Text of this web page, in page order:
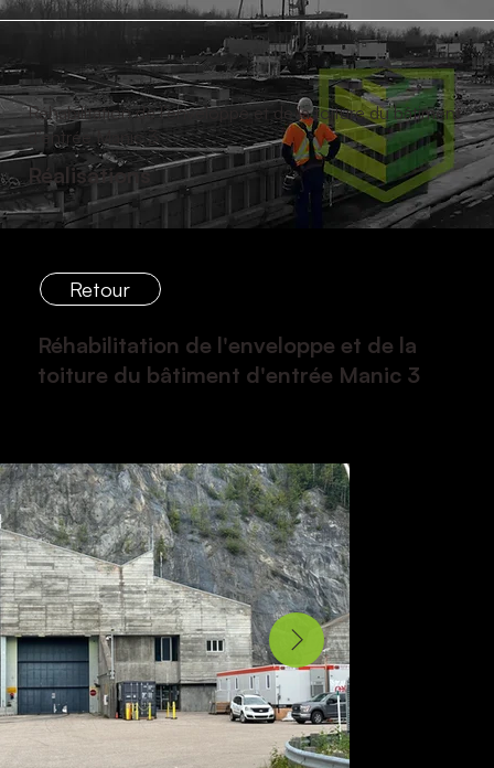
Réalisations
Réhabilitation de l’enveloppe et de la toiture du bâtiment
d’entrée Manic 3
Retour
Réhabilitation de l'enveloppe et de la
toiture du bâtiment d'entrée Manic 3